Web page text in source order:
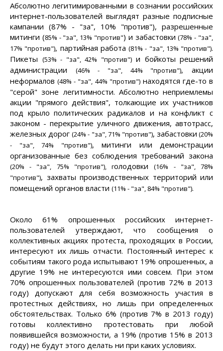
Абсолютно легитимированными в сознании российских
интернет-пользователей выглядят разные подписные
кампании (87% - "за", 10% "против"), разрешенные
митинги (85% - "за", 13% "против") и забастовки(78% - "за",
17% "против"), партийная работа (81% - "за", 13% "против").
Пикеты (53% - "за", 42% "против")и бойкоты решений
администрации (46% - "за", 44% "против"), акции
неформалов(48% - "за", 44% "против")находятся где-то в
"серой" зоне легитимности. Абсолютно неприемлемы
акции "прямого действия", толкающие их участников
под крыло политических радикалов и на конфликт с
законом - перекрытие уличного движения, автотрасс,
железных дорог(24% - "за", 71% "против"), забастовки (20%
- "за", 74% "против"), митинги или демонстрации
организованные без соблюдения требований закона
(20% - "за", 75% "против"), голодовки(16% - "за", 78%
"против"), захваты производственных территорий или
помещений органов власти (11% - "за", 84% "против").
Около 61% опрошенных российских интернет-
пользователей утверждают, что сообщения о
коллективных акциях протеста, проходящих в России,
интересуют их лишь отчасти. Постоянный интерес к
событиям такого рода испытывают 19% опрошенных, а
другие 19% не интересуются ими совсем. При этом
70% опрошенных пользователей (против 72% в 2013
году) допускают для себя возможность участия в
протестных действиях, но лишь при определенных
обстоятельствах. Только 6% (против 7% в 2013 году)
готовы коллективно протестовать при любой
появившейся возможности, а 19% (против 15% в 2013
году) не будут этого делать ни при каких условиях.